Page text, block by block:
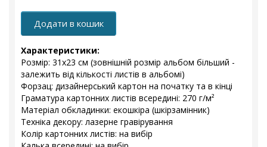
Додати в кошик
Характеристики:
Розмір: 31х23 см (зовнішній розмір альбом більший -
залежить від кількості листів в альбомі)
Форзац: дизайнерський картон на початку та в кінці
Граматура картонних листів всередині: 270 г/м²
Матеріал обкладинки: екошкіра (шкірзамінник)
Техніка декору: лазерне гравірування
Колір картонних листів: на вибір